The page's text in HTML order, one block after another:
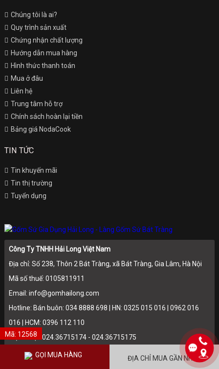
Chúng tôi là ai?
Quy trình sản xuất
Chứng nhận chất lượng
Hướng dẫn mua hàng
Hình thức thanh toán
Mua ở đâu
Liên hệ
Trung tâm hỗ trợ
Chính sách hoàn lại tiền
Bảng giá NodaCook
TIN TỨC
Tin khuyến mãi
Tin thị trường
Tuyển dụng
Công Ty TNHH Hải Long Việt Nam
Địa chỉ: Số 238, Thôn 2 Bát Tràng, xã Bát Tràng, Gia Lâm, Hà Nội
Mã số thuế: 0105811911
Email: info@gomhailong.com
Hotline: Bán buôn: 034 8888 698 | HN: 0325 015 016 | 0962 016
016 | HCM: 0396 112 110
Điện thoại: 024.36715174 - 024.36715175
Copyright ©2016 gomhailong.vn
Mã: 12568
GỌI MUA HÀNG ĐỊA CHỈ MUA GẦN NHẤT